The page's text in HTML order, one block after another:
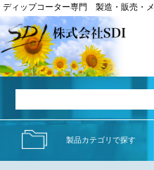
ディップコーター専門 製造・販売・
製品カテゴリで探す